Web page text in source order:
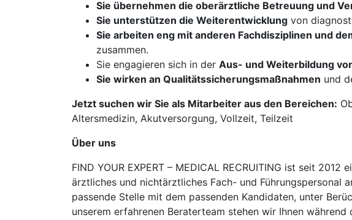
Sie übernehmen die oberärztliche Betreuung und
​​​​​​​Sie unterstützen die Weiterentwicklung von
Sie arbeiten eng mit anderen Fachdisziplinen und
zusammen.
Sie engagieren sich in der Aus- und Weiterbildung
Sie wirken an Qualitätssicherungsmaßnahmen und
Jetzt suchen wir Sie als Mitarbeiter aus den Bereichen:
Altersmedizin, Akutversorgung, Vollzeit, Teilzeit
Über uns
FIND YOUR EXPERT – MEDICAL RECRUITING ist seit
ärztliches und nichtärztliches Fach- und Führungspersonal
passende Stelle mit dem passenden Kandidaten, unter
unserem erfahrenen Beraterteam stehen wir Ihnen